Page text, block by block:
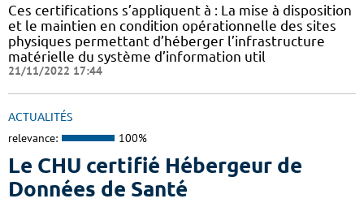
Ces certifications s’appliquent à : La mise à disposition
et le maintien en condition opérationnelle des sites
physiques permettant d’héberger l’infrastructure
matérielle du système d’information util
21/11/2022 17:44
ACTUALITÉS
relevance: 100%
Le CHU certifié Hébergeur de
Données de Santé